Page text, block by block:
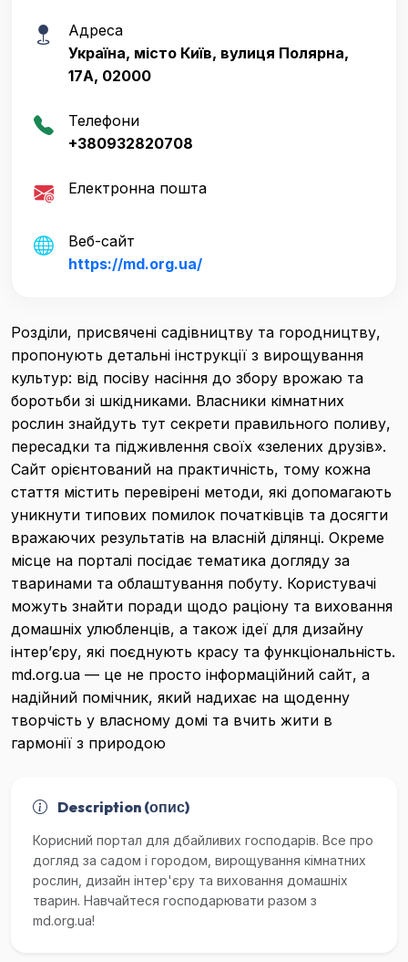
Адреса
Україна, місто Київ, вулиця Полярна,
17А, 02000
Телефони
+380932820708
Електронна пошта
Веб-сайт
https://md.org.ua/
Розділи, присвячені садівництву та городництву,
пропонують детальні інструкції з вирощування
культур: від посіву насіння до збору врожаю та
боротьби зі шкідниками. Власники кімнатних
рослин знайдуть тут секрети правильного поливу,
пересадки та підживлення своїх «зелених друзів».
Сайт орієнтований на практичність, тому кожна
стаття містить перевірені методи, які допомагають
уникнути типових помилок початківців та досягти
вражаючих результатів на власній ділянці. Окреме
місце на порталі посідає тематика догляду за
тваринами та облаштування побуту. Користувачі
можуть знайти поради щодо раціону та виховання
домашніх улюбленців, а також ідеї для дизайну
інтер’єру, які поєднують красу та функціональність.
md.org.ua — це не просто інформаційний сайт, а
надійний помічник, який надихає на щоденну
творчість у власному домі та вчить жити в
гармонії з природою
Description (опис)
Корисний портал для дбайливих господарів. Все про
догляд за садом і городом, вирощування кімнатних
рослин, дизайн інтер'єру та виховання домашніх
тварин. Навчайтеся господарювати разом з
md.org.ua!